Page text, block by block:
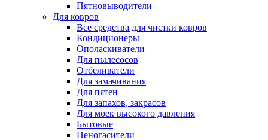
Пятновыводители
Для ковров
Все средства для чистки ковров
Кондиционеры
Ополаскиватели
Для пылесосов
Отбеливатели
Для замачивания
Для пятен
Для запахов, закрасов
Для моек высокого давления
Бытовые
Пеногасители